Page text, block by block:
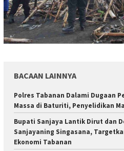
BACAAN LAINNYA
Polres Tabanan Dalami Dugaan
Massa di Baturiti, Penyelidikan
Bupati Sanjaya Lantik Dirut dan
Sanjayaning Singasana,
Ekonomi Tabanan